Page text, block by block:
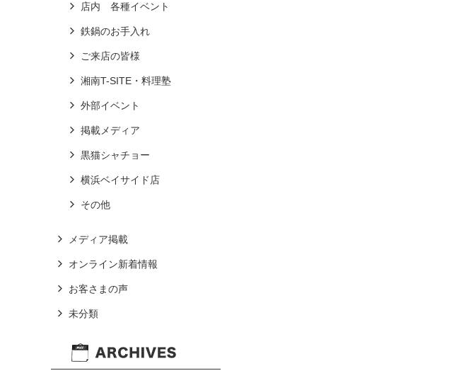
店内 各種イベント
鉄鍋のお手入れ
ご来店の皆様
湘南T-SITE・料理塾
外部イベント
掲載メディア
黒猫シャチョー
横浜ベイサイド店
その他
メディア掲載
オンライン新着情報
お客さまの声
未分類